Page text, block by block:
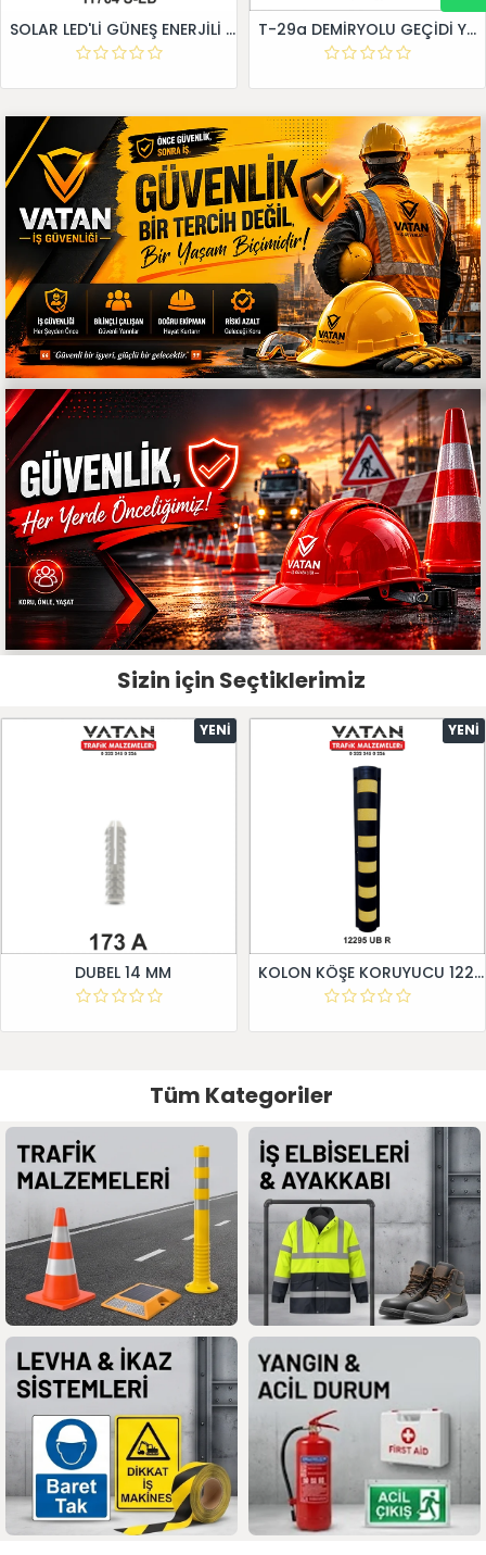
SOLAR LED'Lİ GÜNEŞ ENERJİLİ LEVHA T-29a DEMİRYOLU GEÇİDİ YAKLAŞIM LEVHALARI (Sağ)
Sizin için Seçtiklerimiz
YENI
DUBEL 14 MM
YENI
KOLON KÖŞE KORUYUCU 12295 UB R
Tüm Kategoriler